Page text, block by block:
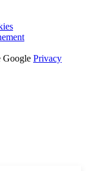
Google Privacy